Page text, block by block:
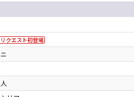
リクエスト初登場